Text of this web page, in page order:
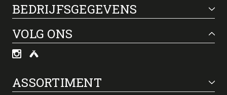
BEDRIJFSGEGEVENS
VOLG ONS
ASSORTIMENT